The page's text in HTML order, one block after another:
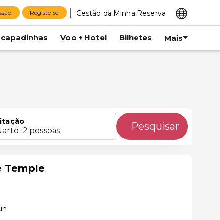
Registe-se Gestão da Minha Reserva
Voo + Hotel Bilhetes Mais
2 pessoas Pesquisar
Temple